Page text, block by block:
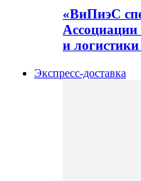
«ВиПиэС
Ассоциации
и
Экспресс-доставка